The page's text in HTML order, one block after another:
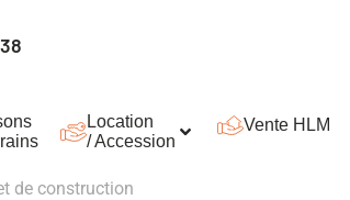
Location
/ Accession
Vente HLM
de construction